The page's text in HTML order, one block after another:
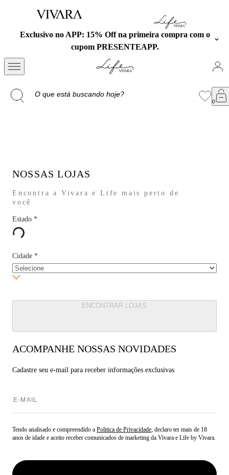
compra com o
Frete cortesia em todas as
NOSSAS LOJAS
Encontra a Vivara e Life mais perto de
você
Estado *
Cidade *
ENCONTRAR LOJAS
ACOMPANHE NOSSAS NOVIDADES
Cadastre seu e-mail para receber informações exclusivas
Tendo analisado e compreendido a Politica de Privacidade, declaro ter mais de 18
anos de idade e aceito receber comunicados de marketing da Vivara e Life by Vivara.